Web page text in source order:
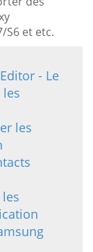
S6 et etc.
- Le
les